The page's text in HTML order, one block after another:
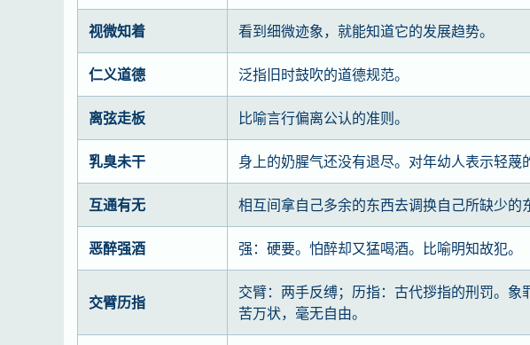
视微知着 看到细微迹象，就能知道它的发展趋势。
仁义道德 泛指旧时鼓吹的道德规范。
离弦走板 比喻言行偏离公认的准则。
乳臭未干 身上的奶腥气还没有退尽。对年幼人表示轻蔑
互通有无 相互间拿自己多余的东西去调换自己所缺少的
恶醉强酒 强：硬要。怕醉却又猛喝酒。比喻明知故犯。
交臂历指
交臂：两手反缚；历指：古代拶指的刑罚。
苦万状，毫无自由。